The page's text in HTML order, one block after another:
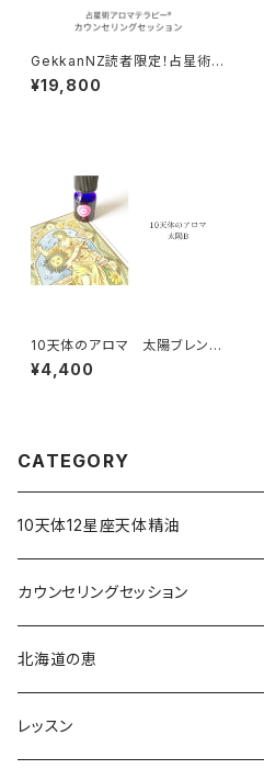
GekkanNZ読者限定！占星術ア
ロマテラピー®︎カウンセリングセ
ッション
¥19,800
10天体のアロマ 太陽ブレンド
B
¥4,400
CATEGORY
10天体12星座天体精油
占星術アロマミスト
カウンセリングセッション
占星術アロマテラピー®︎
占星術フラワーエッセンス
北海道の恵
レッスン